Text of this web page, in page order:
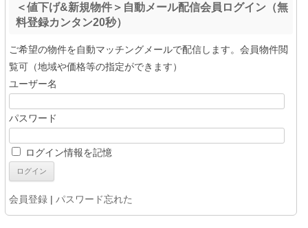
＜値下げ&新規物件＞自動メール配信会員ログイン（無
料登録カンタン20秒）
ご希望の物件を自動マッチングメールで配信します。会員物件閲
覧可（地域や価格等の指定ができます）
ユーザー名
パスワード
ログイン情報を記憶
会員登録 | パスワード忘れた